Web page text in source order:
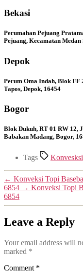
Bekasi
Perumahan Pejuang
Pejuang, Kecamatan
Depok
Perum Oma Indah, Blok FF
Tapos, Depok, 16454
Bogor
Blok Dukuh, RT 01 RW 12,
Babakan Madang, Bogor,
Tags
← Konveksi Topi
6854 → Konveksi Topi
6854
Leave a Reply
Your email address will
marked *
Comment *